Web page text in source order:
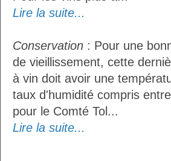
Lire la suite...
Conservation : Pour une
de vieillissement, cette
à vin doit avoir une
taux d'humidité compris
pour le Comté Tol...
Lire la suite...